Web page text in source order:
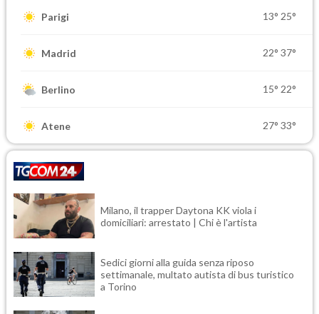
Parigi 13° 25°
Madrid 22° 37°
Berlino 15° 22°
Atene 27° 33°
Milano, il trapper Daytona KK viola i
domiciliari: arrestato | Chi è l'artista
Sedici giorni alla guida senza riposo
settimanale, multato autista di bus turistico
a Torino